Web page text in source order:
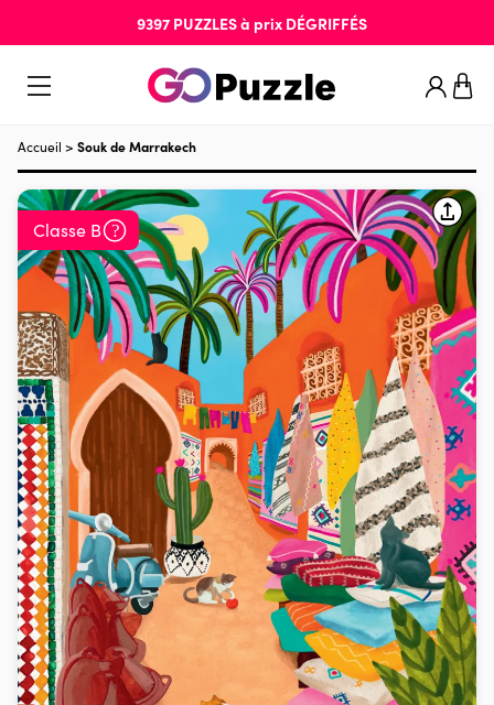
9397 PUZZLESà prix DÉGRIFFÉS
Accueil > Souk de Marrakech
Classe B